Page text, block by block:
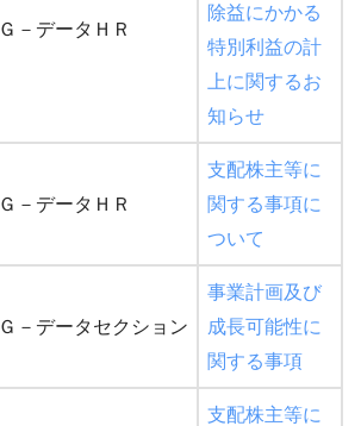
Ｇ－データＨＲ
除益にかかる
特別利益の計
上に関するお
知らせ
Ｇ－データＨＲ
支配株主等に
関する事項に
ついて
Ｇ－データセクション
事業計画及び
成長可能性に
関する事項
支配株主等に